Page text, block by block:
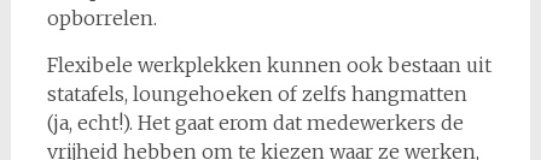
opborrelen.
Flexibele werkplekken kunnen ook bestaan uit
statafels, loungehoeken of zelfs hangmatten
(ja, echt!). Het gaat erom dat medewerkers de
vrijheid hebben om te kiezen waar ze werken,